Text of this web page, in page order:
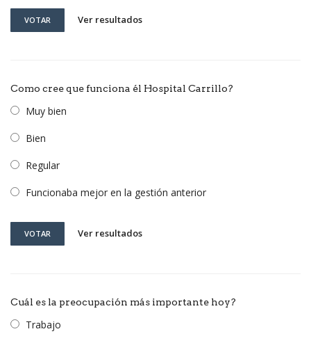
VOTAR Ver resultados
Como cree que funciona él Hospital Carrillo?
Muy bien
Bien
Regular
Funcionaba mejor en la gestión anterior
VOTAR Ver resultados
Cuál es la preocupación más importante hoy?
Trabajo